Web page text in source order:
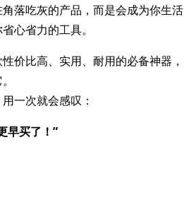
落吃灰的产品，而是会成为你生活
心省力的工具。
价比高、实用、耐用的必备神器，
一次就会感叹：
早买了！”